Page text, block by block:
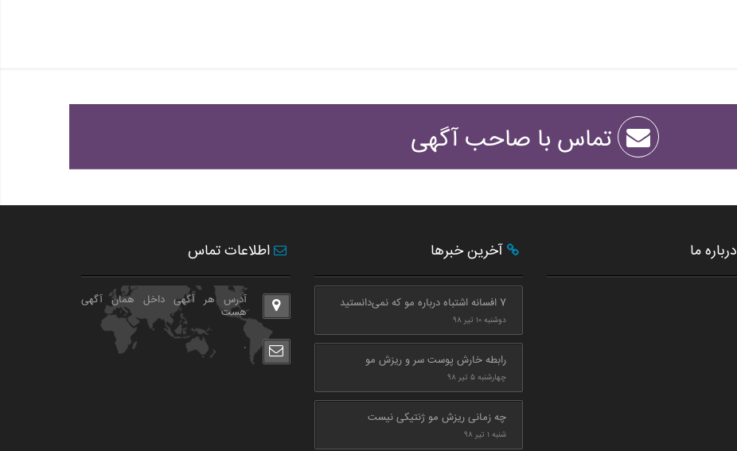
تماس با صاحب آگهی
درباره ما آخرین خبرها
7 افسانه اشتباه درباره مو که نمی‌دانستید
دوشنبه ۱۰ تیر ۹۸
رابطه خارش پوست سر و ریزش مو
چهارشنبه ۵ تیر ۹۸
چه زمانی ریزش مو ژنتیکی نیست
شنبه ۱ تیر ۹۸
اطلاعات تماس
آدرس هر آگهی داخل همان آگهی
هست
.